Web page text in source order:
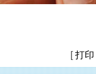
[打印